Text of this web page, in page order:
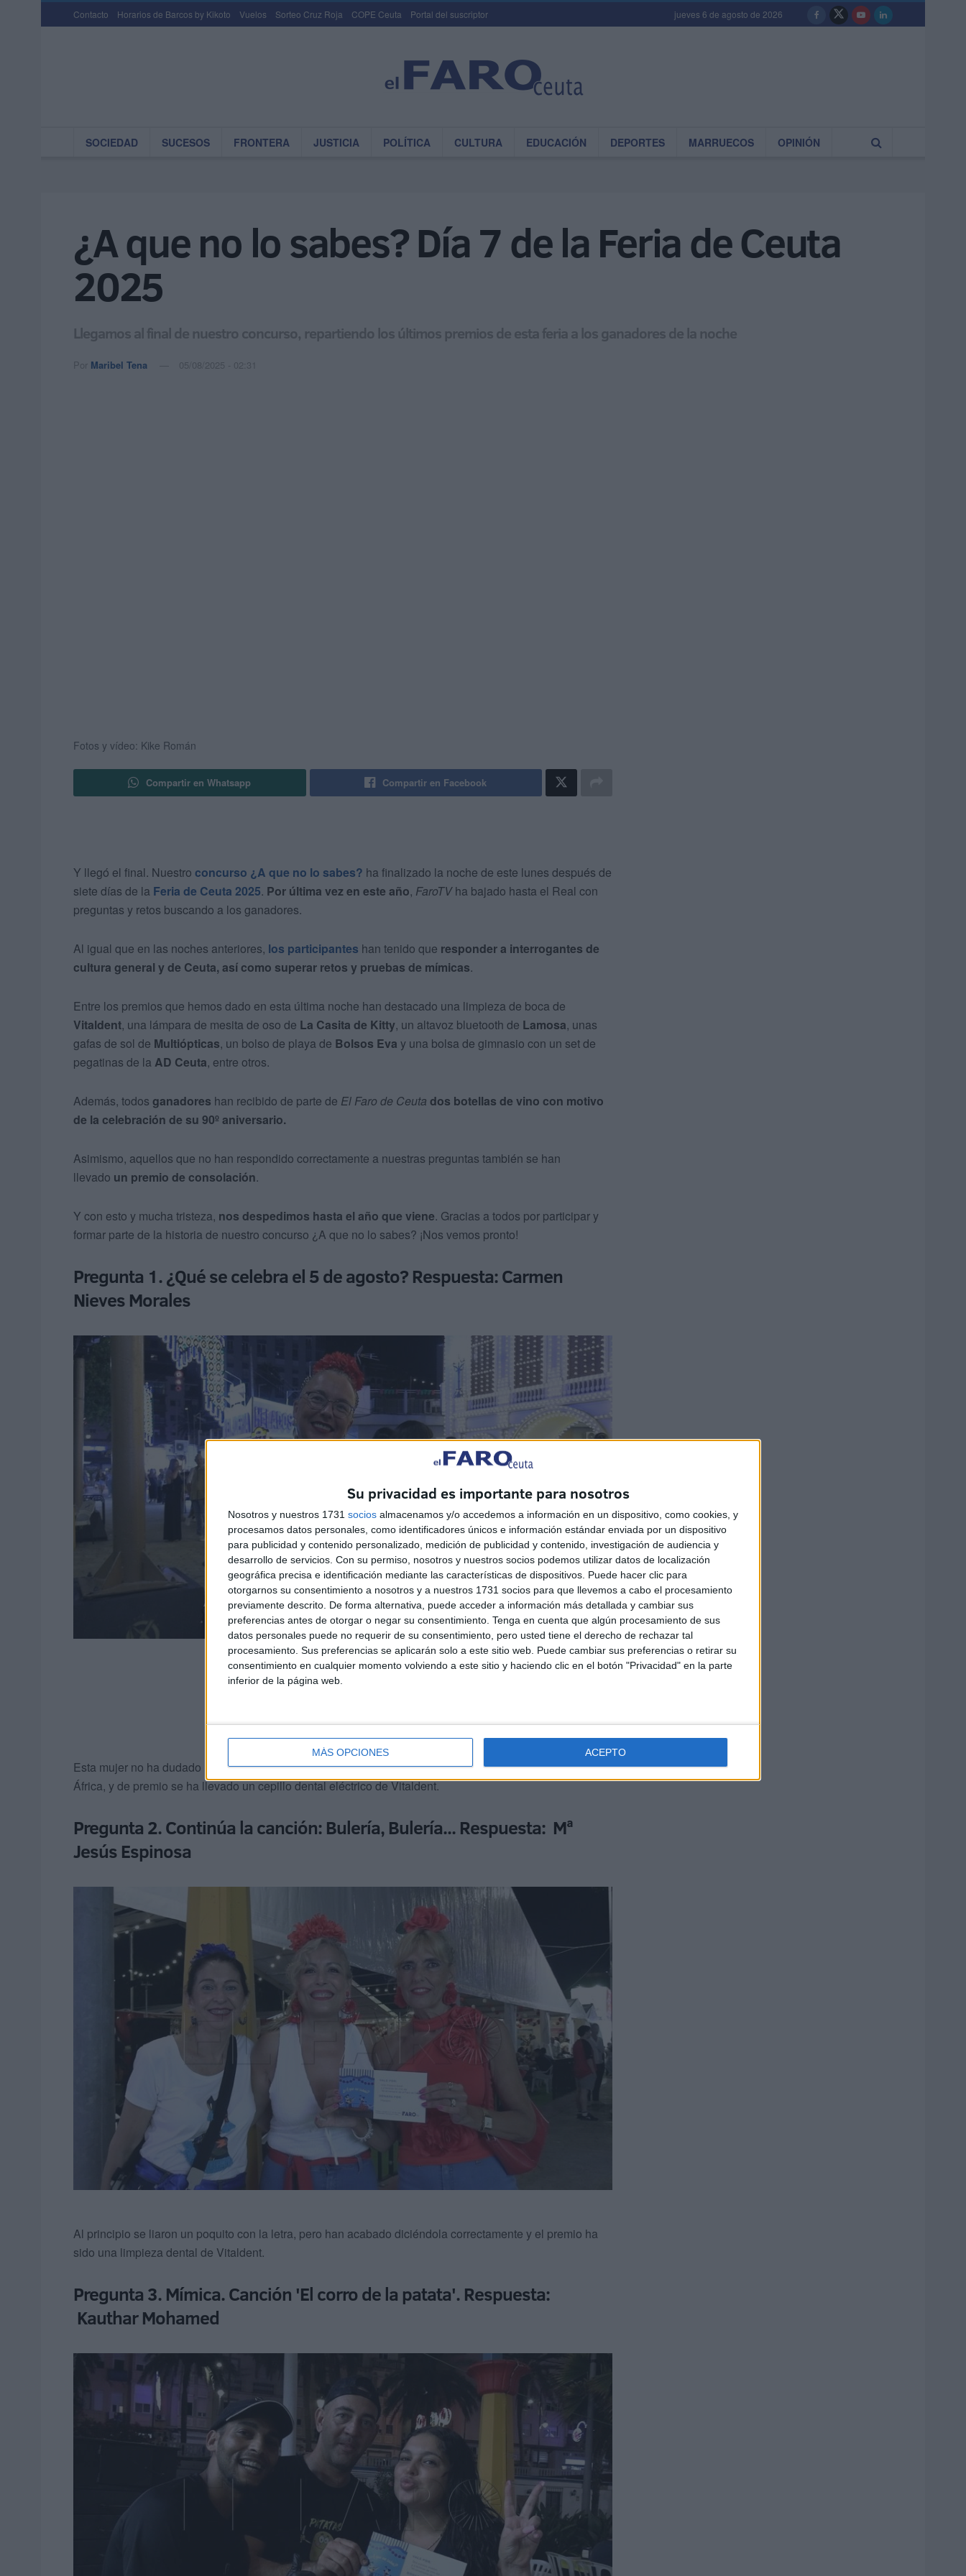
Su privacidad es importante para nosotros
Nosotros y nuestros 1731 socios almacenamos y/o accedemos a información en un dispositivo, como cookies, y
procesamos datos personales, como identificadores únicos e información estándar enviada por un dispositivo
para publicidad y contenido personalizado, medición de publicidad y contenido, investigación de audiencia y
desarrollo de servicios. Con su permiso, nosotros y nuestros socios podemos utilizar datos de localización
geográfica precisa e identificación mediante las características de dispositivos. Puede hacer clic para
otorgarnos su consentimiento a nosotros y a nuestros 1731 socios para que llevemos a cabo el procesamiento
previamente descrito. De forma alternativa, puede acceder a información más detallada y cambiar sus
preferencias antes de otorgar o negar su consentimiento. Tenga en cuenta que algún procesamiento de sus
datos personales puede no requerir de su consentimiento, pero usted tiene el derecho de rechazar tal
procesamiento. Sus preferencias se aplicarán solo a este sitio web. Puede cambiar sus preferencias o retirar su
consentimiento en cualquier momento volviendo a este sitio y haciendo clic en el botón "Privacidad" en la parte
inferior de la página web.
MÁS OPCIONES ACEPTO
Contacto Horarios de Barcos by Kikoto Vuelos Sorteo Cruz Roja COPE Ceuta Portal del suscriptor jueves 6 de agosto de 2026
SOCIEDAD SUCESOS FRONTERA JUSTICIA POLÍTICA CULTURA EDUCACIÓN DEPORTES MARRUECOS OPINIÓN
¿A que no lo sabes? Día 7 de la Feria de Ceuta
2025
Llegamos al final de nuestro concurso, repartiendo los últimos premios de esta feria a los ganadores de la noche
Por Maribel Tena 05/08/2025 - 02:31
Fotos y vídeo: Kike Román
Compartir en Whatsapp Compartir en Facebook
Y llegó el final. Nuestro concurso ¿A que no lo sabes? ha finalizado la noche de este lunes después de
siete días de la Feria de Ceuta 2025. Por última vez en este año, FaroTVha bajado hasta el Real con
preguntas y retos buscando a los ganadores.
Al igual que en las noches anteriores, los participantes han tenido que responder a interrogantes de
cultura general y de Ceuta, así como superar retos y pruebas de mímicas.
Entre los premios que hemos dado en esta última noche han destacado una limpieza de boca de
Vitaldent, una lámpara de mesita de oso de La Casita de Kitty, un altavoz bluetooth de Lamosa, unas
gafas de sol de Multiópticas, un bolso de playa de Bolsos Eva y una bolsa de gimnasio con un set de
pegatinas de la AD Ceuta, entre otros.
Además, todos ganadores han recibido de parte de El Faro de Ceuta dos botellas de vino con motivo
de la celebración de su 90º aniversario.
Asimismo, aquellos que no han respondido correctamente a nuestras preguntas también se han
llevado un premio de consolación.
Y con esto y mucha tristeza, nos despedimos hasta el año que viene. Gracias a todos por participar y
formar parte de la historia de nuestro concurso ¿A que no lo sabes? ¡Nos vemos pronto!
Pregunta 1. ¿Qué se celebra el 5 de agosto? Respuesta: Carmen
Nieves Morales
Esta mujer no ha dudado ni un segundo en responder que se celebra el Día de la Patrona, la Virgen de
África, y de premio se ha llevado un cepillo dental eléctrico de Vitaldent.
Pregunta 2. Continúa la canción: Bulería, Bulería... Respuesta: Mª
Jesús Espinosa
Al principio se liaron un poquito con la letra, pero han acabado diciéndola correctamente y el premio ha
sido una limpieza dental de Vitaldent.
Pregunta 3. Mímica. Canción 'El corro de la patata'. Respuesta:
Kauthar Mohamed